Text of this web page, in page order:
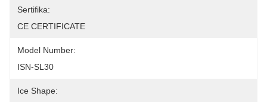
Sertifika:
CE CERTIFICATE
Model Number:
ISN-SL30
Ice Shape: